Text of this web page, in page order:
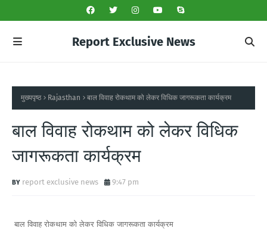
Report Exclusive News
मुख्यपृष्ठ Rajasthan बाल विवाह रोकथाम को लेकर विधिक जागरूकता कार्यक्रम
बाल विवाह रोकथाम को लेकर विधिक
जागरूकता कार्यक्रम
report exclusive news 9:47 pm
बाल विवाह रोकथाम को लेकर विधिक जागरूकता कार्यक्रम